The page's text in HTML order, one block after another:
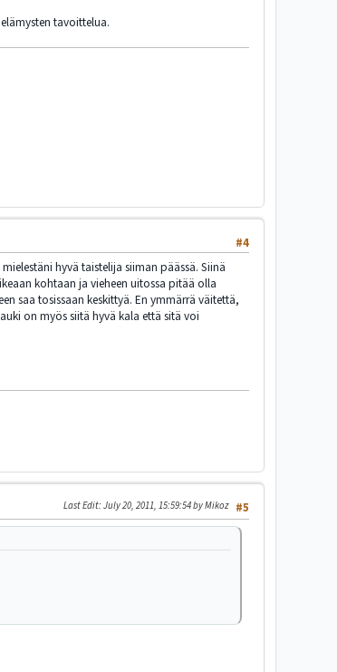
tavoittelua.
#4
hyvä taistelija siiman päässä. Siinä
kohtaan ja vieheen uitossa pitää olla
saa tosissaan keskittyä. En ymmärrä väitettä,
on myös siitä hyvä kala että sitä voi
#5
Last Edit: July 20, 2011, 15:59:54 by Mikoz